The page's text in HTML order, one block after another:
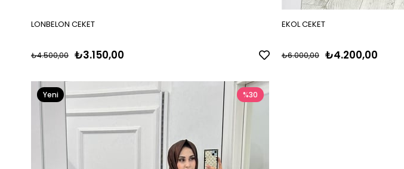
LONBELON CEKET
₺3.150,00
₺4.500,00
EKOL CEKET
₺4.200,00
₺6.000,00
%30
Yeni